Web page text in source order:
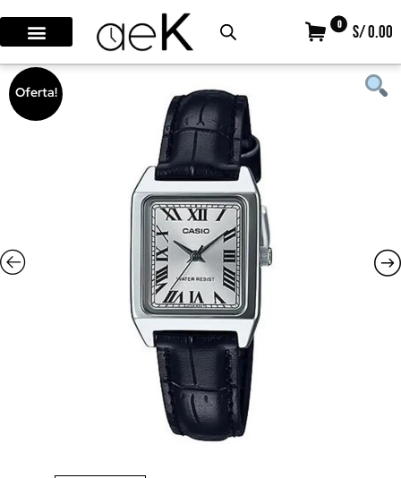
0 S/ 0.00
Oferta!